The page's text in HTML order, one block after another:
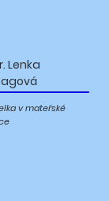
Lenka
v mateřské